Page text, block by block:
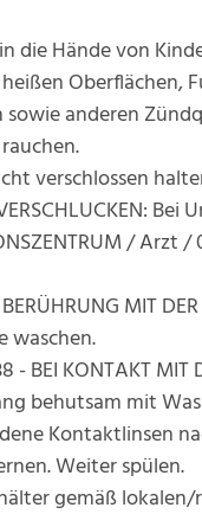
die Hände von
Oberflächen,
anderen
verschlossen
Bei
/ Arzt /
MIT
waschen.
- BEI KONTAKT MIT
behutsam mit
Kontaktlinsen
Weiter spülen.
gemäß